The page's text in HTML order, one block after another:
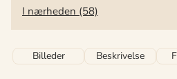
I nærheden (58)
Billeder Beskrivelse